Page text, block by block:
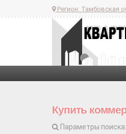
Регион: Тамбовская
Купить
Параметры поиска: